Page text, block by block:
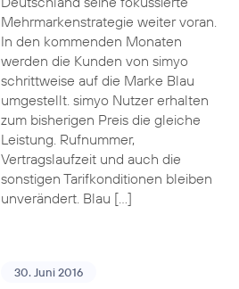
Mehrmarkenstrategie weiter voran.
In den kommenden Monaten
werden die Kunden von simyo
schrittweise auf die Marke Blau
umgestellt. simyo Nutzer erhalten
zum bisherigen Preis die gleiche
Leistung. Rufnummer,
Vertragslaufzeit und auch die
sonstigen Tarifkonditionen bleiben
unverändert. Blau […]
30. Juni 2016